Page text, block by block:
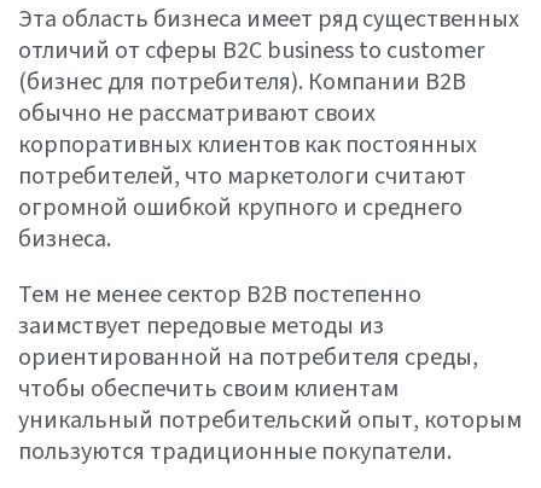
Эта область бизнеса имеет ряд существенных
отличий от сферы B2C business to customer
(бизнес для потребителя). Компании B2B
обычно не рассматривают своих
корпоративных клиентов как постоянных
потребителей, что маркетологи считают
огромной ошибкой крупного и среднего
бизнеса.
Тем не менее сектор B2B постепенно
заимствует передовые методы из
ориентированной на потребителя среды,
чтобы обеспечить своим клиентам
уникальный потребительский опыт, которым
пользуются традиционные покупатели.